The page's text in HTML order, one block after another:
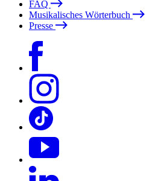
FAQ
Musikalisches Wörterbuch
Presse